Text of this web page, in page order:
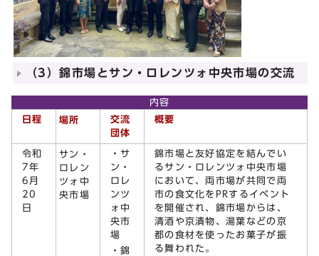
（3）錦市場とサン・ロレンツォ中央市場の交流
内容
日程
場所
交流
団体
概要
令和
7年
6月
20
日
サン・
ロレン
ツォ中
央市場
・サ
ン・
ロレ
ンツ
ォ中
央市
場
・錦
錦市場と友好協定を結んでい
るサン・ロレンツォ中央市場
において、両市場が共同で両
市の食文化をPRするイベント
を開催され、錦市場からは、
清酒や京漬物、湯葉などの京
都の食材を使ったお菓子が振
る舞われた。